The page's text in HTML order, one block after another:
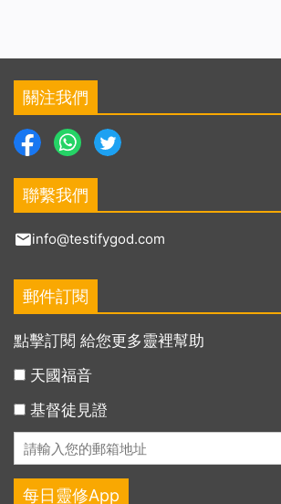
關注我們
聯繫我們
info@testifygod.com
郵件訂閱
點擊訂閱 給您更多靈裡幫助
天國福音
基督徒見證
每日靈修App